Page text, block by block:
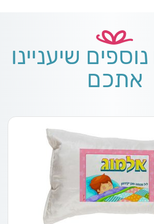
שיעניינו
אתכם